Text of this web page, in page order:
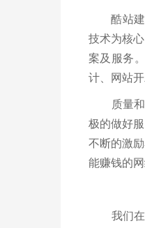
酷站建站
技术为核
案及服务
计、网站
质量和信
极的做好
不断的激
能赚钱的
我们在不